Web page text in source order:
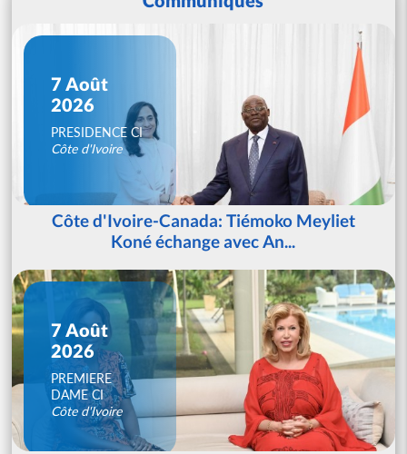
7 Août
2026
PRESIDENCE CI
Côte d'Ivoire
Côte d'Ivoire-Canada: Tiémoko Meyliet
Koné échange avec An...
7 Août
2026
PREMIERE
DAME CI
Côte d'Ivoire